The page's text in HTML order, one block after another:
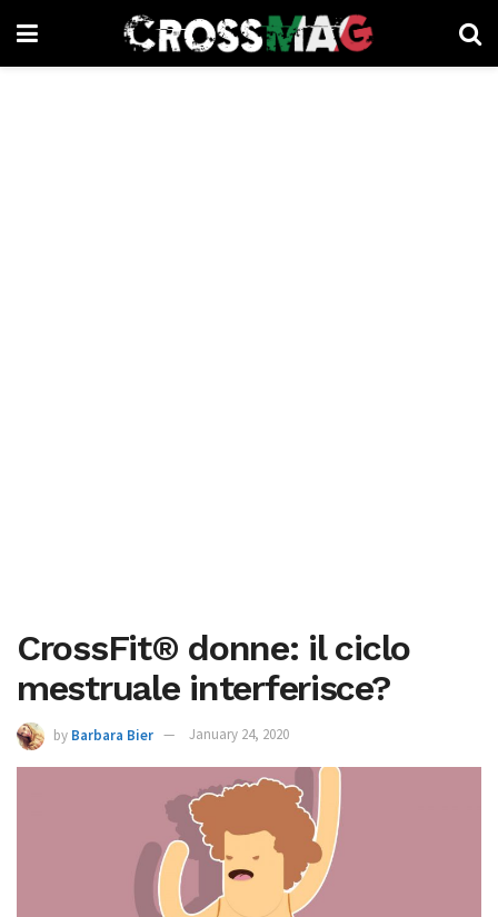
CrossFit® donne: il ciclo
mestruale interferisce?
by Barbara Bier January 24, 2020